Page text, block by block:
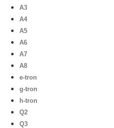
A3
A4
A5
A6
A7
A8
e-tron
g-tron
h-tron
Q2
Q3